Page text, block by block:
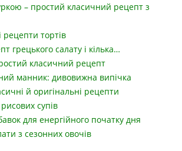
– простий класичний рецепт з
рецепти тортів
грецького салату і кілька…
класичний рецепт
манник: дивовижна випічка
й оригінальні рецепти
супів
для енергійного початку дня
з сезонних овочів